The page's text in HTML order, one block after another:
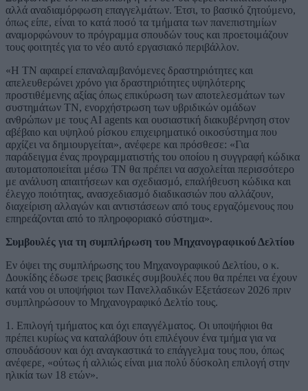
αλλά αναδιαμόρφωση επαγγελμάτων. Έτσι, το βασικό ζητούμενο,
όπως είπε, είναι το κατά ποσό τα τμήματα των πανεπιστημίων
αναμορφώνουν το πρόγραμμα σπουδών τους και προετοιμάζουν
τους φοιτητές για το νέο αυτό εργασιακό περιβάλλον.
«Η ΤΝ αφαιρεί επαναλαμβανόμενες δραστηριότητες και
απελευθερώνει χρόνο για δραστηριότητες υψηλότερης
προστιθέμενης αξίας όπως επικύρωση των αποτελεσμάτων των
συστημάτων ΤΝ, ενορχήστρωση των υβριδικών ομάδων
ανθρώπων με τους ΑΙ agents και ουσιαστική διακυβέρνηση στον
αβέβαιο και υψηλού ρίσκου επιχειρηματικό οικοσύστημα που
αρχίζει να δημιουργείται», ανέφερε και πρόσθεσε: «Για
παράδειγμα ένας προγραμματιστής του οποίου η συγγραφή κώδικα
αυτοματοποιείται μέσω ΤΝ θα πρέπει να ασχολείται περισσότερο
με ανάλυση απαιτήσεων και σχεδιασμό, επαλήθευση κώδικα και
έλεγχο ποιότητας, ανασχεδιασμό διαδικασιών που αλλάζουν,
διαχείριση αλλαγών και αντιστάσεων από τους εργαζόμενους που
επηρεάζονται από το πληροφοριακό σύστημα».
Συμβουλές για τη συμπλήρωση του Μηχανογραφικού Δελτίου
Εν όψει της συμπλήρωσης του Μηχανογραφικού Δελτίου, ο κ.
Δουκίδης έδωσε τρεις βασικές συμβουλές που θα πρέπει να έχουν
κατά νου οι υποψήφιοι των Πανελλαδικών Εξετάσεων 2026 πριν
συμπληρώσουν το Μηχανογραφικό Δελτίο τους.
1. Επιλογή τμήματος και όχι επαγγέλματος. Οι υποψήφιοι θα
πρέπει κυρίως να καταλάβουν ότι επιλέγουν ένα τμήμα για να
σπουδάσουν και όχι αναγκαστικά το επάγγελμα τους που, όπως
ανέφερε, «ούτως ή αλλιώς είναι μια πολύ δύσκολη επιλογή στην
ηλικία των 18 ετών».